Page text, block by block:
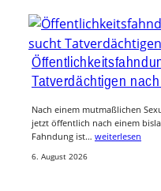
Tatverdächtigen
Nach einem mutmaßlichen
jetzt öffentlich nach einem
Fahndung ist… weiterlesen
6. August 2026